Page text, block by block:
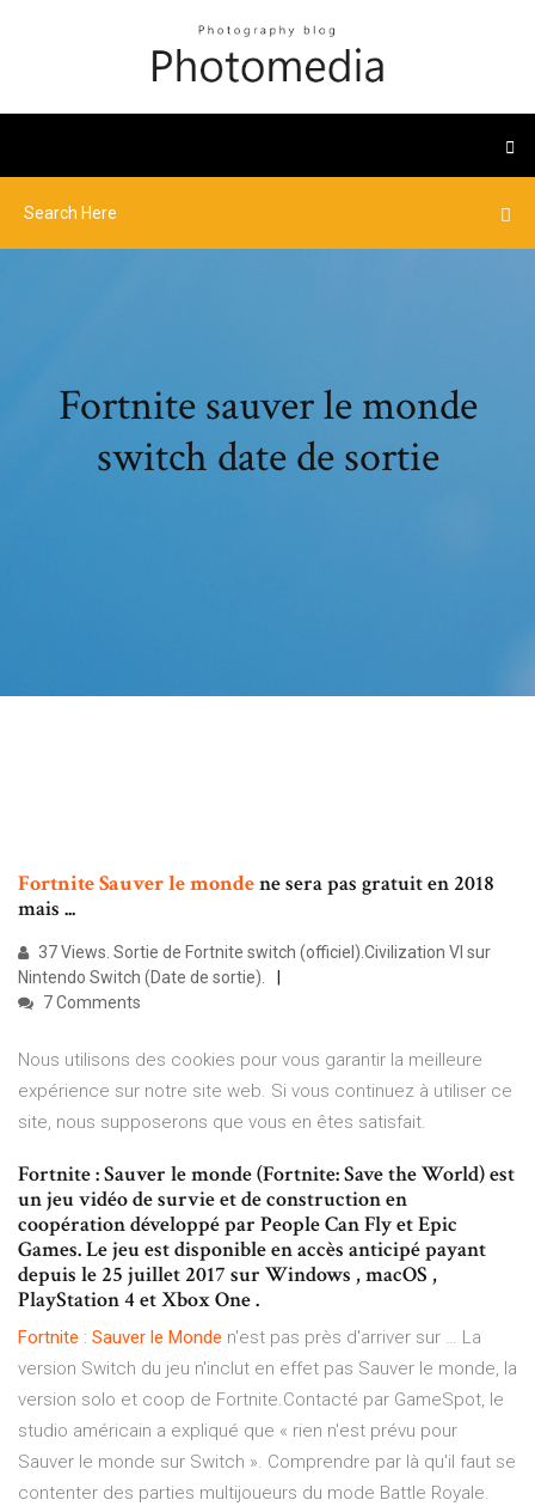
Fortnite sauver le monde
switch date de sortie
FortniteSauverle mondene sera pas gratuit en 2018
mais ...
37 Views. Sortie de Fortnite switch (officiel).Civilization VI sur
Nintendo Switch (Date de sortie).
7 Comments
Nous utilisons des cookies pour vous garantir la meilleure
expérience sur notre site web. Si vous continuez à utiliser ce
site, nous supposerons que vous en êtes satisfait.
Fortnite : Sauver le monde (Fortnite: Save the World) est
un jeu vidéo de survie et de construction en
coopération développé par People Can Fly et Epic
Games. Le jeu est disponible en accès anticipé payant
depuis le 25 juillet 2017 sur Windows , macOS ,
PlayStation 4 et Xbox One .
Fortnite : Sauver le Monde n'est pas près d'arriver sur … La
version Switch du jeu n'inclut en effet pas Sauver le monde, la
version solo et coop de Fortnite.Contacté par GameSpot, le
studio américain a expliqué que « rien n'est prévu pour
Sauver le monde sur Switch ». Comprendre par là qu'il faut se
contenter des parties multijoueurs du mode Battle Royale.